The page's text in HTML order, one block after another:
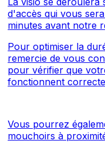
d'accès qui vous
minutes avant notre
Pour optimiser la
remercie de vous
pour vérifier que
fonctionnent
Vous pourrez
mouchoirs à